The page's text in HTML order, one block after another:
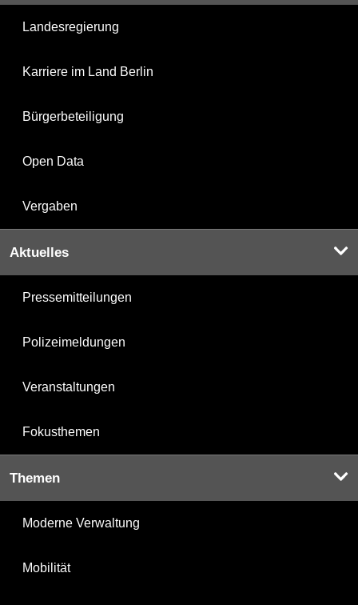
Landesregierung
Karriere im Land Berlin
Bürgerbeteiligung
Open Data
Vergaben
Aktuelles
Pressemitteilungen
Polizeimeldungen
Veranstaltungen
Fokusthemen
Themen
Moderne Verwaltung
Mobilität